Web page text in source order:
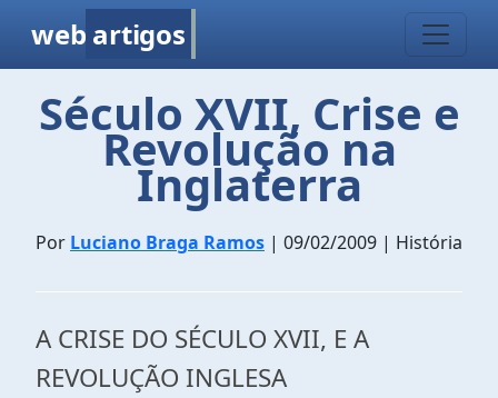
web artigos
Século XVII, Crise e
Revolução na
Inglaterra
Por Luciano Braga Ramos | 09/02/2009 | História
A CRISE DO SÉCULO XVII, E A
REVOLUÇÃO INGLESA